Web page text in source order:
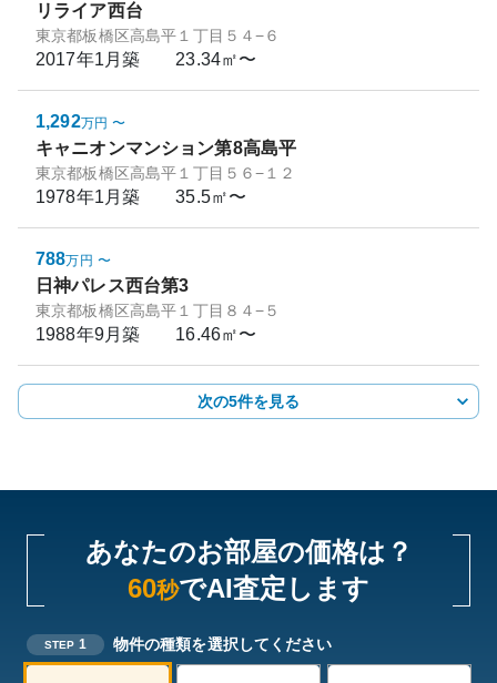
リライア西台
東京都板橋区高島平１丁目５４−６
2017年1月築 23.34㎡〜
1,292万円 〜
キャニオンマンション第8高島平
東京都板橋区高島平１丁目５６−１２
1978年1月築 35.5㎡〜
788万円 〜
日神パレス西台第3
東京都板橋区高島平１丁目８４−５
1988年9月築 16.46㎡〜
次の5件を見る
あなたのお部屋の価格は？
60秒でAI査定します
STEP 1 物件の種類を選択してください